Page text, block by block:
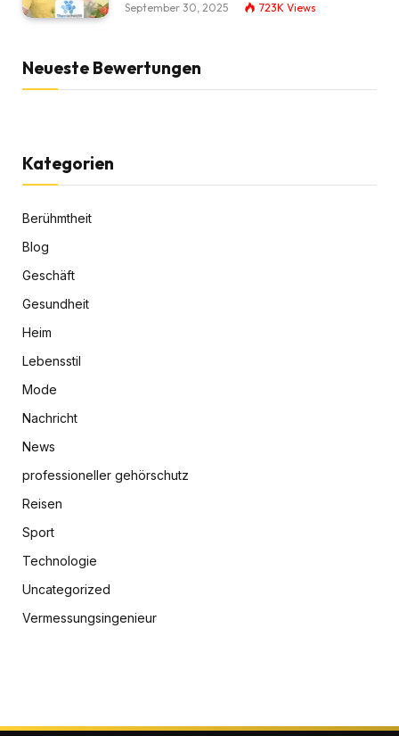
September 30, 2025 723K Views
Neueste Bewertungen
Kategorien
Berühmtheit
Blog
Geschäft
Gesundheit
Heim
Lebensstil
Mode
Nachricht
News
professioneller gehörschutz
Reisen
Sport
Technologie
Uncategorized
Vermessungsingenieur